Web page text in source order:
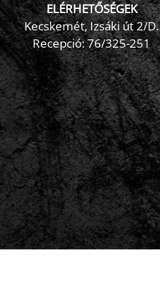
ELÉRHETŐSÉGEK
Kecskemét, Izsáki út 2/D.
Recepció:76/325-251